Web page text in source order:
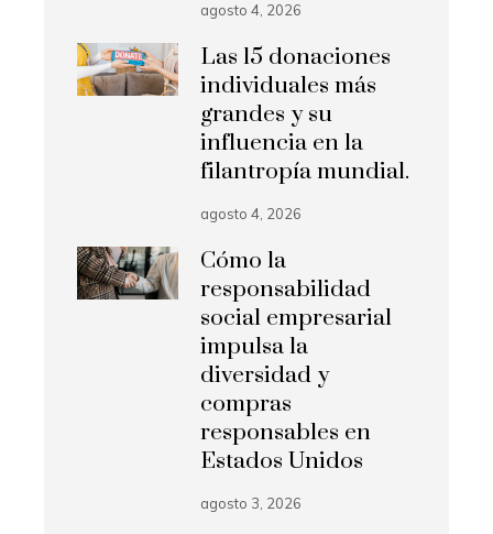
agosto 4, 2026
Las 15 donaciones
individuales más
grandes y su
influencia en la
filantropía mundial.
agosto 4, 2026
Cómo la
responsabilidad
social empresarial
impulsa la
diversidad y
compras
responsables en
Estados Unidos
agosto 3, 2026